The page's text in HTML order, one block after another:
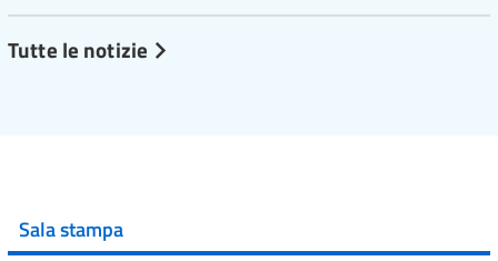
Tutte le notizie
Sala stampa